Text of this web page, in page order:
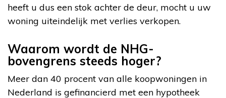
heeft u dus een stok achter de deur, mocht u uw
woning uiteindelijk met verlies verkopen.
Waarom wordt de NHG-
bovengrens steeds hoger?
Meer dan 40 procent van alle koopwoningen in
Nederland is gefinancierd met een hypotheek